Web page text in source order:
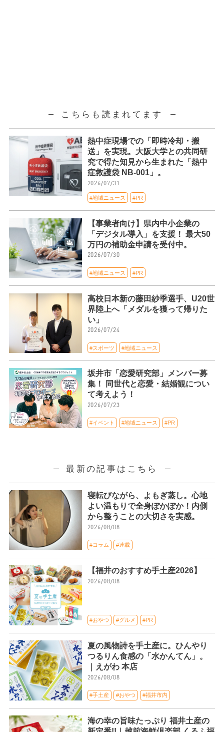
こちらも読まれてます
熱中症現場での「即時冷却・搬
送」を実現。大阪大学との共同研
究で得た知見から生まれた「熱中
症救護袋 NB-001」。
2026/07/31
#地域ニュース #PR
【事業者向け】県内中小企業の
「デジタル導入」を支援！ 最大50
万円の補助金申請を受付中。
2026/07/30
#地域ニュース #PR
高校日本新の藤田紗季選手、U20世
界陸上へ「メダルを獲って帰りた
い」
2026/07/24
#スポーツ #地域ニュース
坂井市「恋愛研究部」メンバー募
集！ 同世代と恋愛・結婚観につい
て考えよう！
2026/07/23
#イベント #地域ニュース #PR
最新の記事はこちら
寝転びながら、よもぎ蒸し。心地
よい温もりで全身ぽかぽか！内側
から整うことの大切さを実感。
2026/08/08
#コラム #連載
【福井のおすすめ手土産2026】
2026/08/08
#おやつ #グルメ #PR
夏の風物詩を手土産に。ひんやり
つるりん食感の「水かんてん」。
｜えがわ 本店
2026/08/08
#手土産 #おやつ #福井市内
海の幸の旨味たっぷり 福井土産の